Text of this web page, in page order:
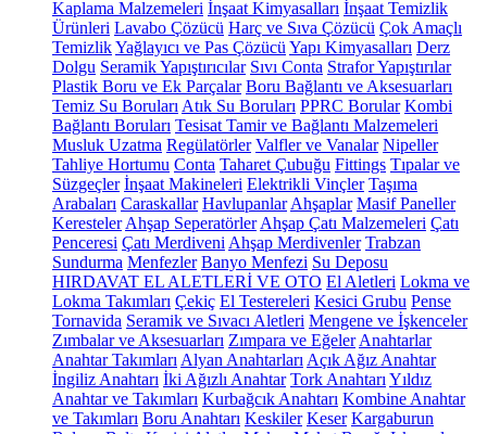
Kaplama Malzemeleri İnşaat Kimyasalları İnşaat Temizlik
Ürünleri Lavabo Çözücü Harç ve Sıva Çözücü Çok Amaçlı
TemizlikYağlayıcı ve Pas Çözücü Yapı Kimyasalları Derz
Dolgu Seramik Yapıştırıcılar Sıvı Conta Strafor Yapıştırılar
Plastik Boru ve Ek Parçalar Boru Bağlantı ve Aksesuarları
Temiz Su Boruları Atık Su Boruları PPRC Borular Kombi
Bağlantı Boruları Tesisat Tamir ve Bağlantı Malzemeleri
Musluk Uzatma Regülatörler Valfler ve Vanalar Nipeller
Tahliye Hortumu Conta Taharet Çubuğu Fittings Tıpalar ve
Süzgeçler İnşaat Makineleri Elektrikli Vinçler Taşıma
Arabaları Caraskallar Havlupanlar Ahşaplar Masif Paneller
Keresteler Ahşap Seperatörler Ahşap Çatı Malzemeleri Çatı
Penceresi Çatı Merdiveni Ahşap Merdivenler Trabzan
Sundurma Menfezler Banyo Menfezi Su Deposu
HIRDAVAT EL ALETLERİ VE OTO El Aletleri Lokma ve
Lokma Takımları Çekiç El Testereleri Kesici Grubu Pense
Tornavida Seramik ve Sıvacı Aletleri Mengene ve İşkenceler
Zımbalar ve Aksesuarları Zımpara ve Eğeler Anahtarlar
Anahtar Takımları Alyan Anahtarları Açık Ağız Anahtar
İngiliz Anahtarı İki Ağızlı Anahtar Tork Anahtarı Yıldız
Anahtar ve Takımları Kurbağcık Anahtarı Kombine Anahtar
ve Takımları Boru Anahtarı Keskiler Keser Kargaburun